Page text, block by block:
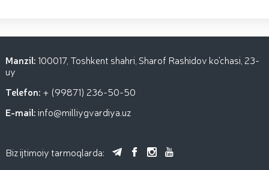
Manzil: 100017, Toshkent shahri, Sharof Rashidov ko'chasi, 23-
uy
Telefon: + (99871) 236-50-50
E-mail:info@milliygvardiya.uz
Biz ijtimoiy tarmoqlarda: